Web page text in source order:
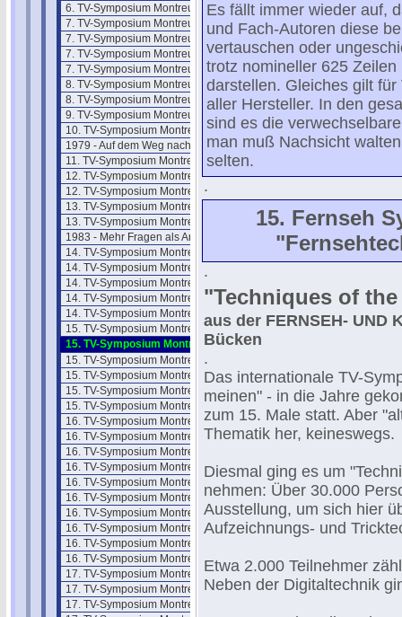
6. TV-Symposium Montreux 69/4
7. TV-Symposium Montreux 1971
7. TV-Symposium Montreux 71/2
7. TV-Symposium Montreux 71/3
7. TV-Symposium Montreux 71/4
8. TV-Symposium Montreux 1973
8. TV-Symposium Montreux 73/2
9. TV-Symposium Montreux 1975
10. TV-Symposium Montreux 1977
1979 - Auf dem Weg nach Montreux
11. TV-Symposium Montreux 1979
12. TV-Symposium Montreux 81/1
12. TV-Symposium Montreux 81/2
13. TV-Symposium Montreux 83/1
13. TV-Symposium Montreux 83/2
1983 - Mehr Fragen als Antworten
14. TV-Symposium Montreux 1985
14. TV-Symposium Montreux 85/1
14. TV-Symposium Montreux 85/2
14. TV-Symposium Montreux 85/3
14. TV-Symposium Montreux 85/4
15. TV-Symposium Montreux 1987
15. TV-Symposium Montreux 87/1
15. TV-Symposium Montreux 87/2
15. TV-Symposium Montreux 87/3
15. TV-Symposium Montreux 87/4
15. TV-Symposium Montreux 87/5
16. TV-Symposium Montreux 1989
16. TV-Symposium Montreux 89/2
16. TV-Symposium Montreux 89/3
16. TV-Symposium Montreux 89/4
16. TV-Symposium Montreux 89/5
16. TV-Symposium Montreux 89/6
16. TV-Symposium Montreux 89/7
16. TV-Symposium Montreux 89/8
16. TV-Symposium Montreux 89/9
16. TV-Symposium Montreux 89/10
17. TV-Symposium Montreux 1991
17. TV-Symposium Montreux 91/2
17. TV-Symposium Montreux 91/3
Es fällt immer wieder auf,
und Fach-Autoren diese
vertauschen oder
trotz nomineller 625
darstellen. Gleiches gilt
aller Hersteller. In den
sind es die
man muß Nachsicht
selten.
.
15. Fernseh
.
"Techniques of
aus der FERNSEH- UND
Bücken
.
Das internationale TV-
meinen" - in die Jahre
zum 15. Male statt. Aber
Thematik her, keineswegs.
Diesmal ging es um
nehmen: Über 30.000
Ausstellung, um sich hier
Aufzeichnungs- und
Etwa 2.000 Teilnehmer
Neben der Digitaltechnik